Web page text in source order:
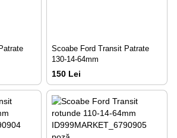
Scoabe Ford Transit Patrate
130-14-64mm
150 Lei